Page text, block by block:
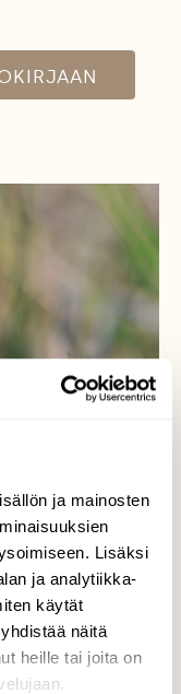
ja mainosten
Lisäksi
ja analytiikka-
käytät
näitä
heille tai joita on
Varpaiskylä